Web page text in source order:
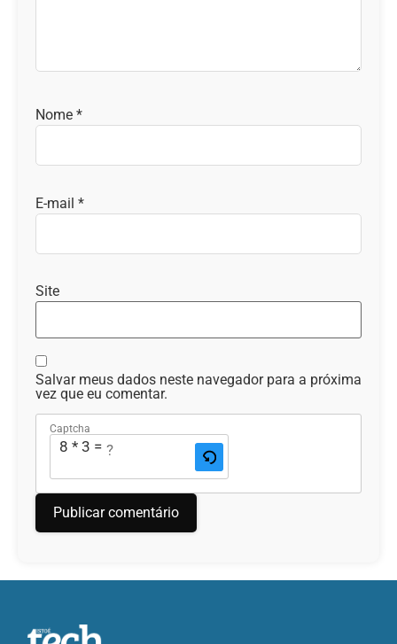
Nome *
E-mail *
Site
Salvar meus dados neste navegador para a próxima
vez que eu comentar.
Captcha
8 * 3 = ?